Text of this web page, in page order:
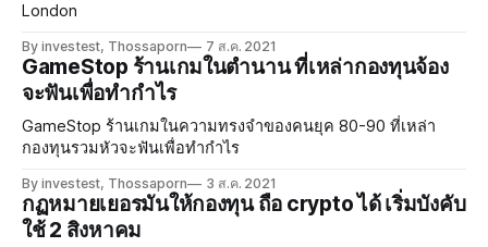
London
By investest, Thossaporn 7 ส.ค. 2021
GameStop ร้านเกมในตำนาน ที่เหล่ากองทุนจ้อง
จะฟันเพื่อทำกำไร
GameStop ร้านเกมในความทรงจำของคนยุค 80-90 ที่เหล่า
กองทุนรวมหัวจะฟันเพื่อทำกำไร
By investest, Thossaporn 3 ส.ค. 2021
กฏหมายเยอรมันให้กองทุน ถือ crypto ได้ เริ่มบังคับ
ใช้ 2 สิงหาคม